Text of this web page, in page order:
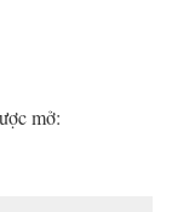
mở: